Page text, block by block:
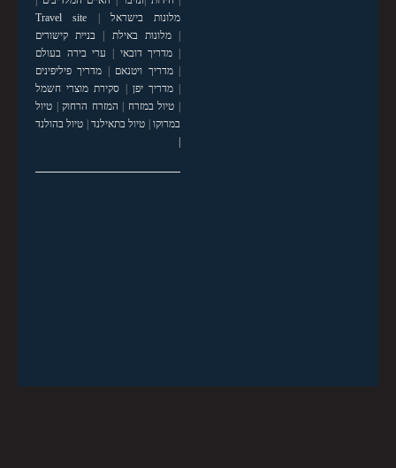
מלונות בישראל |
Travel site
|מלונות באילת | בניית קישורים
| מדריך דובאי | ערי בירה בעולם
|מדריך ויטנאם | מדריך פיליפינים
|מדריך יפן | סקירת מוצרי חשמל
| טיול במזרח | המזרח הרחוק| טיול
במרוקו| טיול בתאילנד| טיול בהולנד
|